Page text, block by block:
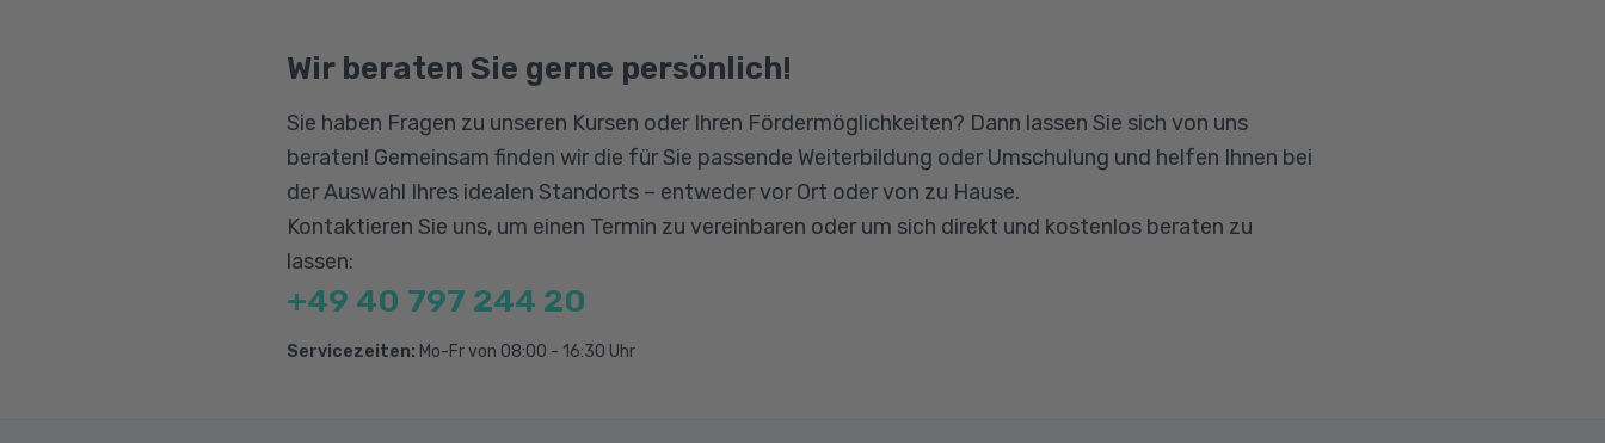
Umgang mit dem Tod, Trauerarbeit
Qualifizierungschancengesetz
Wir beraten Sie gerne persönlich!
Sie haben Fragen zu unseren Kursen oder Ihren Fördermöglichkeiten? Dann lassen Sie sich von uns
beraten! Gemeinsam finden wir die für Sie passende Weiterbildung oder Umschulung und helfen Ihnen bei
der Auswahl Ihres idealen Standorts – entweder vor Ort oder von zu Hause.
Kontaktieren Sie uns, um einen Termin zu vereinbaren oder um sich direkt und kostenlos beraten zu
lassen:
+49 40 797 244 20
Servicezeiten: Mo-Fr von 08:00 - 16:30 Uhr